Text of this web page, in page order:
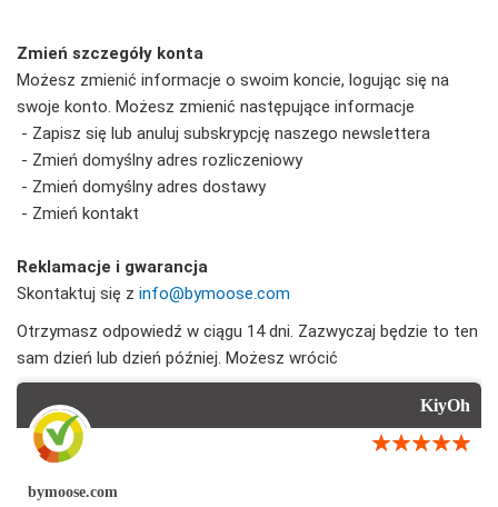
Zmień szczegóły konta
Możesz zmienić informacje o swoim koncie, logując się na
swoje konto. Możesz zmienić następujące informacje
- Zapisz się lub anuluj subskrypcję naszego newslettera
- Zmień domyślny adres rozliczeniowy
- Zmień domyślny adres dostawy
- Zmień kontakt
Reklamacje i gwarancja
Skontaktuj się z info@bymoose.com
Otrzymasz odpowiedź w ciągu 14 dni. Zazwyczaj będzie to ten
sam dzień lub dzień później. Możesz wrócić
KiyOh
bymoose.com